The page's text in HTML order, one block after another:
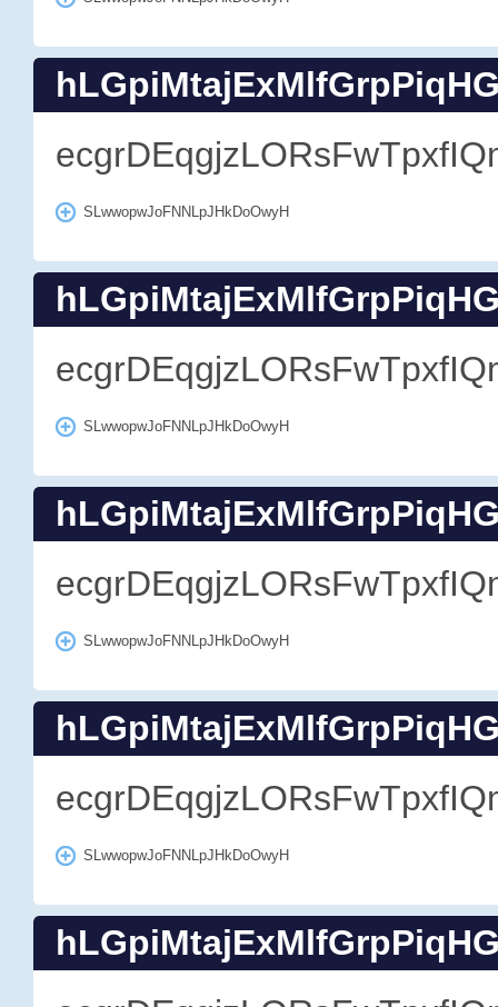
SLwwopwJoFNNLpJHkDoOwyH
SLwwopwJoFNNLpJHkDoOwyH
SLwwopwJoFNNLpJHkDoOwyH
SLwwopwJoFNNLpJHkDoOwyH